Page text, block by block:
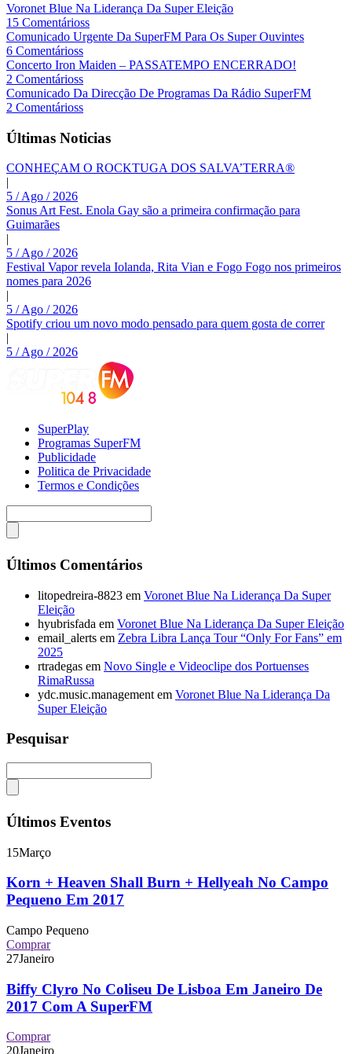
Voronet Blue Na Liderança Da Super Eleição
15 Comentárioss
Comunicado Urgente Da SuperFM Para Os Super Ouvintes
6 Comentárioss
Concerto Iron Maiden – PASSATEMPO ENCERRADO!
2 Comentárioss
Comunicado Da Direcção De Programas Da Rádio SuperFM
2 Comentárioss
Últimas Noticias
CONHEÇAM O ROCKTUGA DOS SALVA’TERRA®
|
5 / Ago / 2026
Sonus Art Fest. Enola Gay são a primeira confirmação para
Guimarães
|
5 / Ago / 2026
Festival Vapor revela Iolanda, Rita Vian e Fogo Fogo nos primeiros
nomes para 2026
|
5 / Ago / 2026
Spotify criou um novo modo pensado para quem gosta de correr
|
5 / Ago / 2026
SuperPlay
Programas SuperFM
Publicidade
Politica de Privacidade
Termos e Condições
Últimos Comentários
litopedreira-8823 em Voronet Blue Na Liderança Da Super
Eleição
hyubrisfada em Voronet Blue Na Liderança Da Super Eleição
email_alerts em Zebra Libra Lança Tour “Only For Fans” em
2025
rtradegas em Novo Single e Videoclipe dos Portuenses
RimaRussa
ydc.music.management em Voronet Blue Na Liderança Da
Super Eleição
Pesquisar
Últimos Eventos
15Março
Korn + Heaven Shall Burn + Hellyeah No Campo
Pequeno Em 2017
Campo Pequeno
Comprar
27Janeiro
Biffy Clyro No Coliseu De Lisboa Em Janeiro De
2017 Com A SuperFM
Comprar
20Janeiro